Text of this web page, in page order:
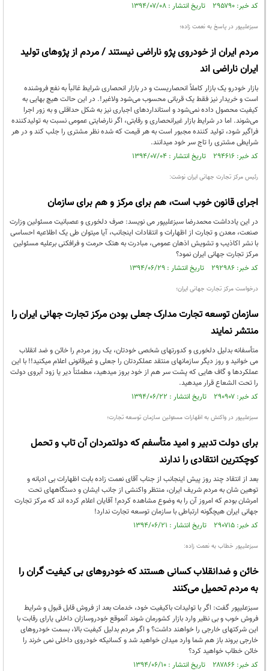
کد خبر: ۲۹۵۷۹۰ تاریخ انتشار : ۱۳۹۴/۰۷/۰۸
سبزعلیپور در پاسخ به نعمت زاده؛
مردم ایران از خودروی پژو ناراضی‌ نیستند / مردم از پژوهای تولید
ایران ناراضی اند
بازار خودرو یک بازار کاملاً انحصاریست و در بازار انحصاری شرایط غالباً به نفع فروشنده
است و خریدار نیز فقط یک قربانی محسوب می‌شود ولاغیر!. در این حالت هیچ بهایی به
کیفیت محصول داده نمی‌شود و استانداردهای اجباری نیز به شکل حداقلی و به زور اجرا
می‌شوند. اما در شرایط بازار غیرانحصاری و رقابتی، اگر نارضایتی عمومی نسبت به تولیدکننده
فراگیر شود، تولید کننده مجبور است به هر قیمت که شده نظر مشتری را جلب کند و در هر
شرایطی مشتری را تاج سر خود میدانند.
کد خبر: ۲۹۴۶۱۶ تاریخ انتشار : ۱۳۹۴/۰۷/۰۴
رئیس مرکز تجارت جهانی ایران نوشت:
اجرای قانون خوب است، هم برای مرکز و هم برای سازمان
در این یادداشت محمدرضا سبزعلیپور می نویسد: صرف دلخوری و عصبانیت مسئولین وزارت
صنعت، معدن و تجارت از اظهارات و انتقادات اینجانب، آیا میتوان طی یک اطلاعیه احساسی
با نشر اکاذیب و تشویش اذهان عمومی، مبادرت به هتک حرمت و فرافکنی برعلیه مسئولین
مرکز تجارت جهانی ایران نمود؟
کد خبر: ۲۹۲۹۸۶ تاریخ انتشار : ۱۳۹۴/۰۶/۲۹
درخواست مرکز تجارت جهانی ایران؛
سازمان توسعه تجارت مدارک جعلی بودن مرکز تجارت جهانی ایران را
منتشر نمایند
متأسفانه بدلیل دلخوری و کدورتهای شخصی خودتان، یک روز مردم را خائن و ضد انقلاب
می خوانید و روز دیگر سازمانهای منتقد عملکردتان را جعلی و غیرقانونی اعلام میکنید!! با این
عملکردها و گاف هایی که پشت سر هم از خود بروز میدهید، مطمئناً دیر یا زود آبروی دولت
را تحت الشعاع قرار میدهید.
کد خبر: ۲۹۰۹۰۷ تاریخ انتشار : ۱۳۹۴/۰۶/۲۲
سبزعلیپور در واکنش به اظهارات مسئولین سازمان توسعه تجارت؛
برای دولت تدبیر و امید متأسفم که دولتمردان آن تاب و تحمل
کوچکترین انتقادی را ندارند
بعد از انتقاد چند روز پیش اینجانب از جناب آقای نعمت زاده بابت اظهارات بی ادبانه و
توهین شان به مردم شریف ایران، منتظر واکنشی از جانب ایشان و دستگاههای تحت
امرشان بودم که امروز آن را به وضوع مشاهده کردم! آقایان اعلام کرده اند که مرکز تجارت
جهانی ایران هیچگونه ارتباطی با سازمان توسعه تجارت ندارد!
کد خبر: ۲۹۰۷۱۵ تاریخ انتشار : ۱۳۹۴/۰۶/۲۱
سبزعلیپور خطاب به نعمت زاده:
خائن و ضدانقلاب کسانی هستند که خودروهای بی کیفیت گران را
به مردم تحمیل می‌کنند
سبزعلیپور گفت: اگر با تولیدات باکیفیت خود، خدمات بعد از فروش قابل قبول و شرایط
فروش خوب و بی نظیر وارد بازار کشورمان شوند آنموقع خودروسازان داخلی یارای رقابت با
این شرکتهای خارجی را خواهند داشت؟ و اگر مردم بدلیل کیفیت بالا، بسمت خودروهای
خارجی بروند باز هم شما وارد میدان خواهید شد و کسانیکه خودروی داخلی نمی خرند را
خائن خطاب خواهید کرد؟
کد خبر: ۲۸۷۸۶۶ تاریخ انتشار : ۱۳۹۴/۰۶/۱۰